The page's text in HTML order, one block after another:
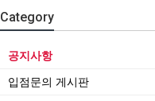
Category
공지사항
입점문의 게시판